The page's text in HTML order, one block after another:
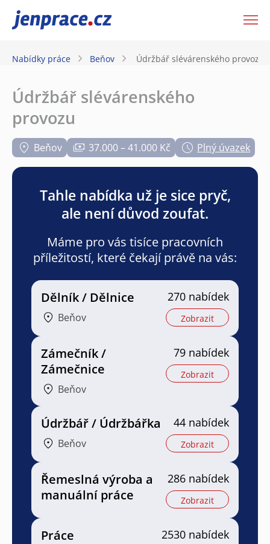
JenPráce.cz
Nabídky práce Beňov Údržbář slévárenského provozu
Údržbář slévárenského
provozu
Beňov 37.000 – 41.000 Kč Plný úvazek
Tahle nabídka už je sice pryč,
ale není důvod zoufat.
Máme pro vás tisíce pracovních
příležitostí, které čekají právě na vás:
Dělník / Dělnice
Beňov
270 nabídek
Zobrazit
Zámečník /
Zámečnice
Beňov
79 nabídek
Zobrazit
Údržbář / Údržbářka
Beňov
44 nabídek
Zobrazit
Řemeslná výroba a
manuální práce
286 nabídek
Zobrazit
Práce 2530 nabídek